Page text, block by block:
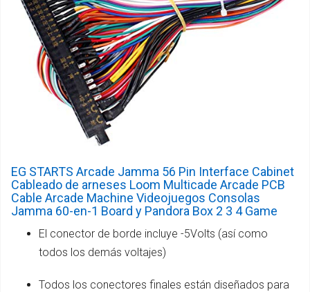
EG STARTS Arcade Jamma 56 Pin Interface Cabinet
Cableado de arneses Loom Multicade Arcade PCB
Cable Arcade Machine Videojuegos Consolas
Jamma 60-en-1 Board y Pandora Box 2 3 4 Game
El conector de borde incluye -5Volts (así como
todos los demás voltajes)
Todos los conectores finales están diseñados para